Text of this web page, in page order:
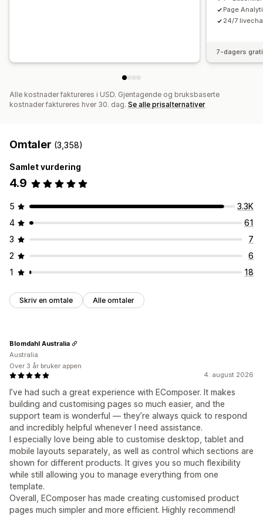
Page
24/7
7-dagers
Alle kostnader faktureres i USD. Gjentagende og bruksbaserte
kostnader faktureres hver 30. dag. Se alle prisalternativer
Omtaler (3,358)
Samlet vurdering
4.9
5
3.3K
4
61
3
7
2
6
1
18
Skriv en omtale Alle omtaler
4. august 2026
I’ve had such a great experience with EComposer. It makes
building and customising pages so much easier, and the
support team is wonderful — they’re always quick to respond
and incredibly helpful whenever I need assistance.
I especially love being able to customise desktop, tablet and
mobile layouts separately, as well as control which sections are
shown for different products. It gives you so much flexibility
while still allowing you to manage everything from one
template.
Overall, EComposer has made creating customised product
pages much simpler and more efficient. Highly recommend!
Blomdahl Australia
Australia
Over 3 år bruker appen